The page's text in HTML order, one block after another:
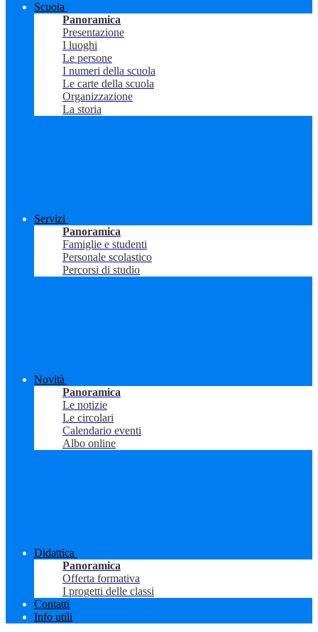
Scuola
Panoramica
Presentazione
I luoghi
Le persone
I numeri della scuola
Le carte della scuola
Organizzazione
La storia
Servizi
Panoramica
Famiglie e studenti
Personale scolastico
Percorsi di studio
Novità
Panoramica
Le notizie
Le circolari
Calendario eventi
Albo online
Didattica
Panoramica
Offerta formativa
I progetti delle classi
Contatti
Info utili